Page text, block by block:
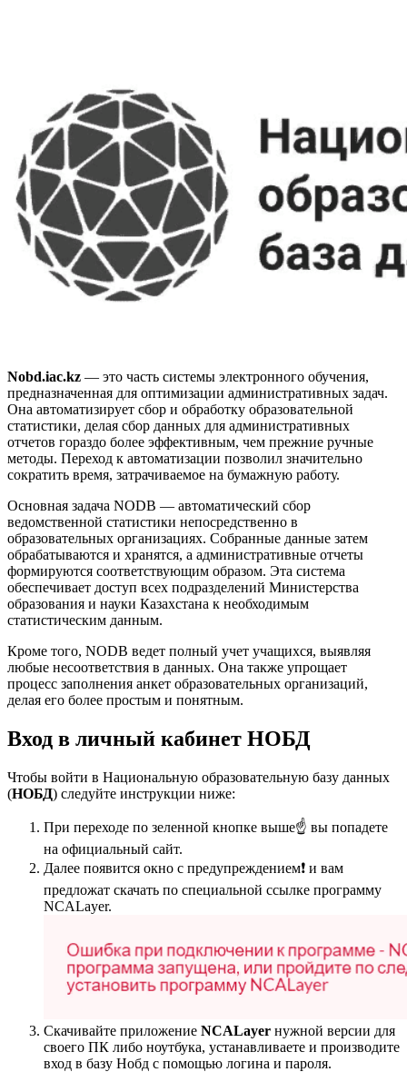
Nobd.iac.kz — это часть системы электронного обучения,
предназначенная для оптимизации административных задач.
Она автоматизирует сбор и обработку образовательной
статистики, делая сбор данных для административных
отчетов гораздо более эффективным, чем прежние ручные
методы. Переход к автоматизации позволил значительно
сократить время, затрачиваемое на бумажную работу.
Основная задача NODB — автоматический сбор
ведомственной статистики непосредственно в
образовательных организациях. Собранные данные затем
обрабатываются и хранятся, а административные отчеты
формируются соответствующим образом. Эта система
обеспечивает доступ всех подразделений Министерства
образования и науки Казахстана к необходимым
статистическим данным.
Кроме того, NODB ведет полный учет учащихся, выявляя
любые несоответствия в данных. Она также упрощает
процесс заполнения анкет образовательных организаций,
делая его более простым и понятным.
Вход в личный кабинет НОБД
Чтобы войти в Национальную образовательную базу данных
(НОБД) следуйте инструкции ниже:
При переходе по зеленной кнопке выше☝ вы попадете
на официальный сайт.
Далее появится окно с предупреждением❗ и вам
предложат скачать по специальной ссылке программу
NCALayer.
Скачивайте приложение NCALayer нужной версии для
своего ПК либо ноутбука, устанавливаете и производите
вход в базу Нобд с помощью логина и пароля.